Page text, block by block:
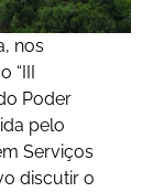
nos
“III
Poder
pelo
Serviços
discutir o